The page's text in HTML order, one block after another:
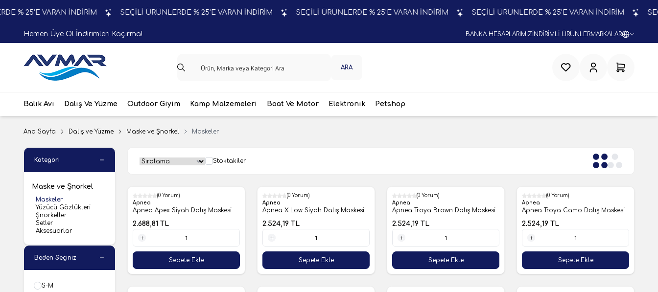
VARAN İNDİRİM SEÇİLİ ÜRÜNLERDE % 25'E VARAN İNDİRİM SEÇİLİ ÜRÜNLERDE % 25'E VARAN İNDİRİM SEÇİLİ ÜRÜNLERDE % 25'E VARAN İNDİRİM SEÇİLİ
Hemen Üye Ol İndirimleri Kaçırma! BANKA HESAPLARIMIZ İNDİRİMLİ ÜRÜNLERMARKALAR
ARA FavorilerimHesabım Sepetim
Balık Avı Dalış Ve Yüzme Outdoor Giyim Kamp Malzemeleri Boat Ve Motor Elektronik Petshop
Ana Sayfa Dalış ve Yüzme Maske ve Şnorkel Maskeler
Kategori
Maske ve Şnorkel
Maskeler
Yüzücü Gözlükleri
Şnorkeller
Setler
Aksesuarlar
Beden Seçiniz
S-M
Stoktakiler
(0 Yorum)
Apnea
Apnea Apex Siyah Dalış Maskesi
2.688,81 TL
1 Adet
Sepete Ekle
(0 Yorum)
Apnea
Apnea X Low Siyah Dalış Maskesi
2.524,19 TL
1 Adet
Sepete Ekle
(0 Yorum)
Apnea
Apnea Troya Brown Dalış Maskesi
2.524,19 TL
1 Adet
Sepete Ekle
(0 Yorum)
Apnea
Apnea Troya Camo Dalış Maskesi
2.524,19 TL
1 Adet
Sepete Ekle